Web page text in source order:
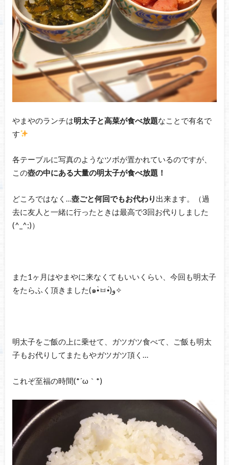
やまやのランチは明太子と高菜が食べ放題なことで有名で
す
各テーブルに写真のようなツボが置かれているのですが、
この壺の中にある大量の明太子が食べ放題！
どころではなく…壺ごと何回でもお代わり 出来ます。（過
去に友人と一緒に行ったときは最高で3回お代りしました
(^_^;)）
また1ヶ月はやまやに来なくてもいいくらい、今回も明太子
をたらふく頂きました(๑•̀ㅂ•́)و✧
明太子をご飯の上に乗せて、ガツガツ食べて、ご飯も明太
子もお代りしてまたもやガツガツ頂く…
これぞ至福の時間(*´ω｀*)